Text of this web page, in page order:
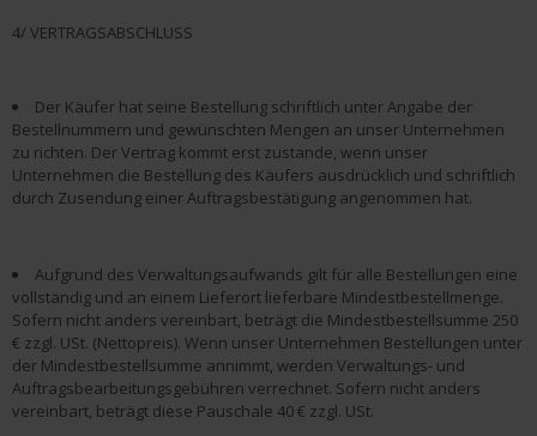
4/ VERTRAGSABSCHLUSS
Der Käufer hat seine Bestellung schriftlich unter Angabe der
Bestellnummern und gewünschten Mengen an unser Unternehmen
zu richten. Der Vertrag kommt erst zustande, wenn unser
Unternehmen die Bestellung des Käufers ausdrücklich und schriftlich
durch Zusendung einer Auftragsbestätigung angenommen hat.
Aufgrund des Verwaltungsaufwands gilt für alle Bestellungen eine
vollständig und an einem Lieferort lieferbare Mindestbestellmenge.
Sofern nicht anders vereinbart, beträgt die Mindestbestellsumme 250
€ zzgl. USt. (Nettopreis). Wenn unser Unternehmen Bestellungen unter
der Mindestbestellsumme annimmt, werden Verwaltungs- und
Auftragsbearbeitungsgebühren verrechnet. Sofern nicht anders
vereinbart, beträgt diese Pauschale 40 € zzgl. USt.